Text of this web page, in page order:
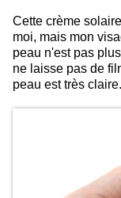
Cette crème
moi, mais mon
peau n'est pas
ne laisse pas de
peau est très claire.